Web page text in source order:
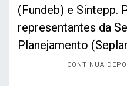
(Fundeb) e Sintepp.
representantes da
Planejamento